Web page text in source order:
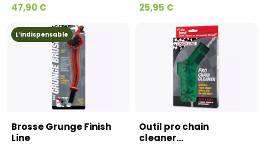
47,90 €
25,95 €
L’indispensable
Brosse Grunge Finish
Line
Outil pro chain
cleaner...